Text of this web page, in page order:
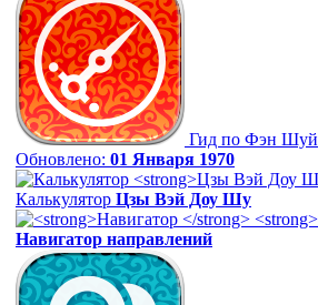
Гид по Фэн Шуй
Обновлено: 01 Января 1970
Калькулятор Цзы Вэй Доу Шу
Навигатор направлений